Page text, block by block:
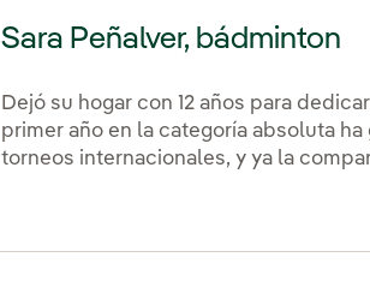
Sara Peñalver, bádminton
Dejó su hogar con 12 años para
primer año en la categoría absoluta
torneos internacionales, y ya la